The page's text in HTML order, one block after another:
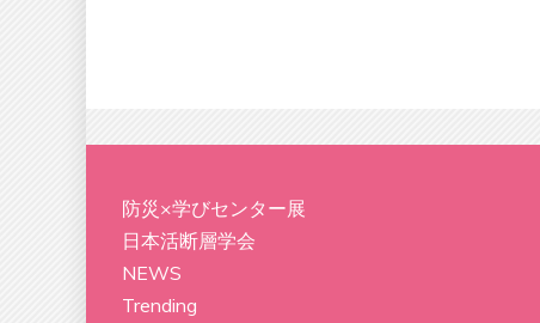
防災×学びセンター展
日本活断層学会
NEWS
Trending